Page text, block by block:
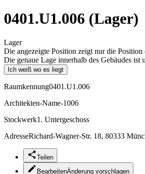
0401.U1.006 (Lager)
Lager
Die angezeigte Position zeigt nur die Position
Die genaue Lage innerhalb des Gebäudes ist
Ich weiß wo es liegt
Raumkennung0401.U1.006
Architekten-Name-1006
Stockwerk1. Untergeschoss
AdresseRichard-Wagner-Str. 18, 80333
Teilen
BearbeitenÄnderung vorschlagen